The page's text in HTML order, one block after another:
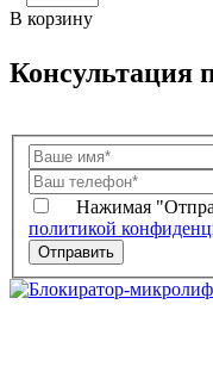
В корзину
Консультация
Нажимая
политикой